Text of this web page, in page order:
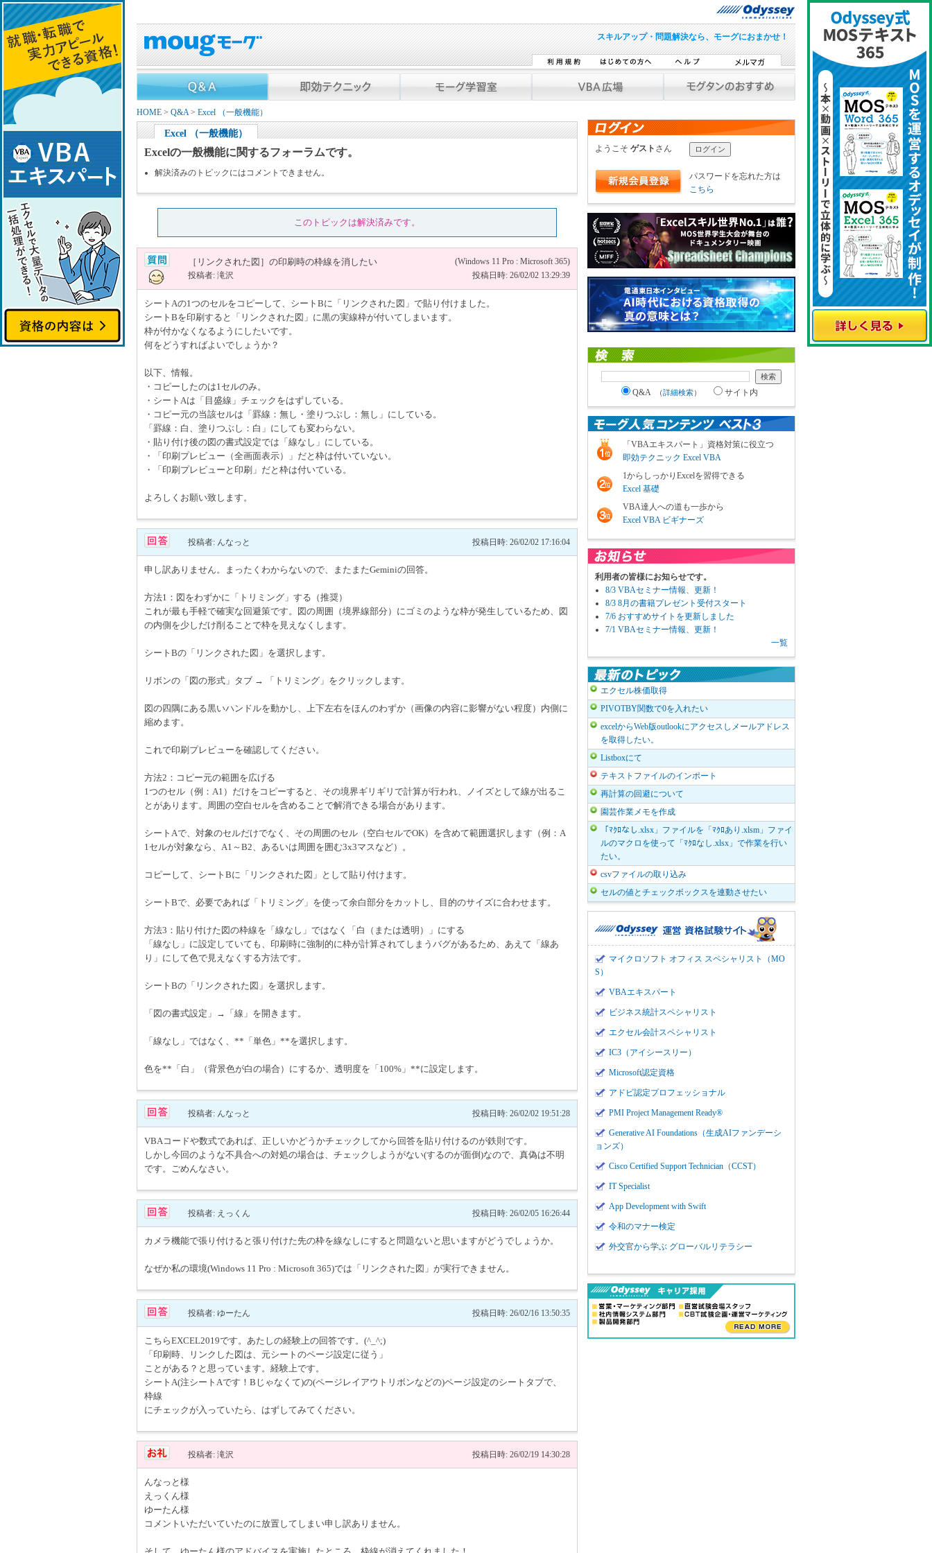
スキルアップ・問題解決なら、モーグにおまかせ！
HOME > Q&A> Excel （一般機能）
Excel （一般機能）
Excelの一般機能に関するフォーラムです。
解決済みのトピックにはコメントできません。
このトピックは解決済みです。
(Windows 11 Pro : Microsoft 365)
［リンクされた図］の印刷時の枠線を消したい
投稿日時: 26/02/02 13:29:39
投稿者: 滝沢
シートAの1つのセルをコピーして、シートBに「リンクされた図」で貼り付けました。
シートBを印刷すると「リンクされた図」に黒の実線枠が付いてしまいます。
枠が付かなくなるようにしたいです。
何をどうすればよいでしょうか？
以下、情報。
・コピーしたのは1セルのみ。
・シートAは「目盛線」チェックをはずしている。
・コピー元の当該セルは「罫線：無し・塗りつぶし：無し」にしている。
「罫線：白、塗りつぶし：白」にしても変わらない。
・貼り付け後の図の書式設定では「線なし」にしている。
・「印刷プレビュー（全画面表示）」だと枠は付いていない。
・「印刷プレビューと印刷」だと枠は付いている。
よろしくお願い致します。
投稿日時: 26/02/02 17:16:04
投稿者: んなっと
申し訳ありません。まったくわからないので、またまたGeminiの回答。
方法1：図をわずかに「トリミング」する（推奨）
これが最も手軽で確実な回避策です。図の周囲（境界線部分）にゴミのような枠が発生しているため、図
の内側を少しだけ削ることで枠を見えなくします。
シートBの「リンクされた図」を選択します。
リボンの「図の形式」タブ → 「トリミング」をクリックします。
図の四隅にある黒いハンドルを動かし、上下左右をほんのわずか（画像の内容に影響がない程度）内側に
縮めます。
これで印刷プレビューを確認してください。
方法2：コピー元の範囲を広げる
1つのセル（例：A1）だけをコピーすると、その境界ギリギリで計算が行われ、ノイズとして線が出るこ
とがあります。周囲の空白セルを含めることで解消できる場合があります。
シートAで、対象のセルだけでなく、その周囲のセル（空白セルでOK）を含めて範囲選択します（例：A
1セルが対象なら、A1～B2、あるいは周囲を囲む3x3マスなど）。
コピーして、シートBに「リンクされた図」として貼り付けます。
シートBで、必要であれば「トリミング」を使って余白部分をカットし、目的のサイズに合わせます。
方法3：貼り付けた図の枠線を「線なし」ではなく「白（または透明）」にする
「線なし」に設定していても、印刷時に強制的に枠が計算されてしまうバグがあるため、あえて「線あ
り」にして色で見えなくする方法です。
シートBの「リンクされた図」を選択します。
「図の書式設定」→「線」を開きます。
「線なし」ではなく、**「単色」**を選択します。
色を**「白」（背景色が白の場合）にするか、透明度を「100%」**に設定します。
投稿日時: 26/02/02 19:51:28
投稿者: んなっと
VBAコードや数式であれば、正しいかどうかチェックしてから回答を貼り付けるのが鉄則です。
しかし今回のような不具合への対処の場合は、チェックしようがない(するのが面倒)なので、真偽は不明
です。ごめんなさい。
投稿日時: 26/02/05 16:26:44
投稿者: えっくん
カメラ機能で張り付けると張り付けた先の枠を線なしにすると問題ないと思いますがどうでしょうか。
なぜか私の環境(Windows 11 Pro : Microsoft 365)では「リンクされた図」が実行できません。
投稿日時: 26/02/16 13:50:35
投稿者: ゆーたん
こちらEXCEL2019です。あたしの経験上の回答です。(^_^;)
「印刷時、リンクした図は、元シートのページ設定に従う」
ことがある？と思っています。経験上です。
シートA(注シートAです！Bじゃなくて)の(ページレイアウトリボンなどの)ページ設定のシートタブで、
枠線
にチェックが入っていたら、はずしてみてください。
投稿日時: 26/02/19 14:30:28
投稿者: 滝沢
んなっと様
えっくん様
ゆーたん様
コメントいただいていたのに放置してしまい申し訳ありません。
そして、ゆーたん様のアドバイスを実施したところ、枠線が消えてくれました！
ようこそ ゲスト さん
パスワードを忘れた方は
こちら
Q&A （詳細検索） サイト内
「VBAエキスパート」資格対策に役立つ
即効テクニック Excel VBA
1からしっかりExcelを習得できる
Excel 基礎
VBA達人への道も一歩から
Excel VBA ビギナーズ
利用者の皆様にお知らせです。
8/3 VBAセミナー情報、更新！
8/3 8月の書籍プレゼント受付スタート
7/6 おすすめサイトを更新しました
7/1 VBAセミナー情報、更新！
一覧
エクセル株価取得
PIVOTBY関数で0を入れたい
excelからWeb版outlookにアクセスしメールアドレス
を取得したい。
Listboxにて
テキストファイルのインポート
再計算の回避について
園芸作業メモを作成
「ﾏｸﾛなし.xlsx」ファイルを「ﾏｸﾛあり.xlsm」ファイ
ルのマクロを使って「ﾏｸﾛなし.xlsx」で作業を行い
たい。
csvファイルの取り込み
セルの値とチェックボックスを連動させたい
マイクロソフト オフィス スペシャリスト（MO
S）
VBAエキスパート
ビジネス統計スペシャリスト
エクセル会計スペシャリスト
IC3（アイシースリー）
Microsoft認定資格
アドビ認定プロフェッショナル
PMI Project Management Ready®
Generative AI Foundations（生成AIファンデーシ
ョンズ）
Cisco Certified Support Technician（CCST）
IT Specialist
App Development with Swift
令和のマナー検定
外交官から学ぶ グローバルリテラシー